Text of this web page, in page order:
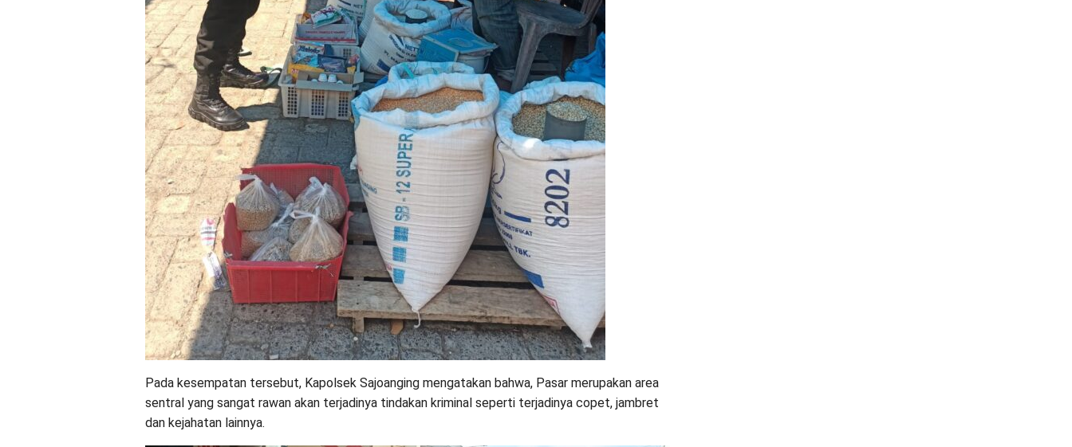
Pada kesempatan tersebut, Kapolsek Sajoanging mengatakan bahwa, Pasar merupakan area
sentral yang sangat rawan akan terjadinya tindakan kriminal seperti terjadinya copet, jambret
dan kejahatan lainnya.